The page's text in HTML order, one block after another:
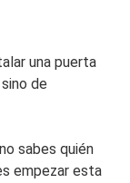
una puerta
de
sabes quién
empezar esta